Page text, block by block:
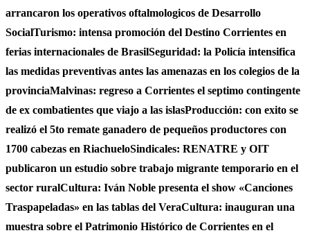
arrancaron los operativos oftalmologicos de Desarrollo
SocialTurismo: intensa promoción del Destino Corrientes en
ferias internacionales de BrasilSeguridad: la Policía intensifica
las medidas preventivas antes las amenazas en los colegios de la
provinciaMalvinas: regreso a Corrientes el septimo contingente
de ex combatientes que viajo a las islasProducción: con exito se
realizó el 5to remate ganadero de pequeños productores con
1700 cabezas en RiachueloSindicales: RENATRE y OIT
publicaron un estudio sobre trabajo migrante temporario en el
sector ruralCultura: Iván Noble presenta el show «Canciones
Traspapeladas» en las tablas del VeraCultura: inauguran una
muestra sobre el Patrimonio Histórico de Corrientes en el